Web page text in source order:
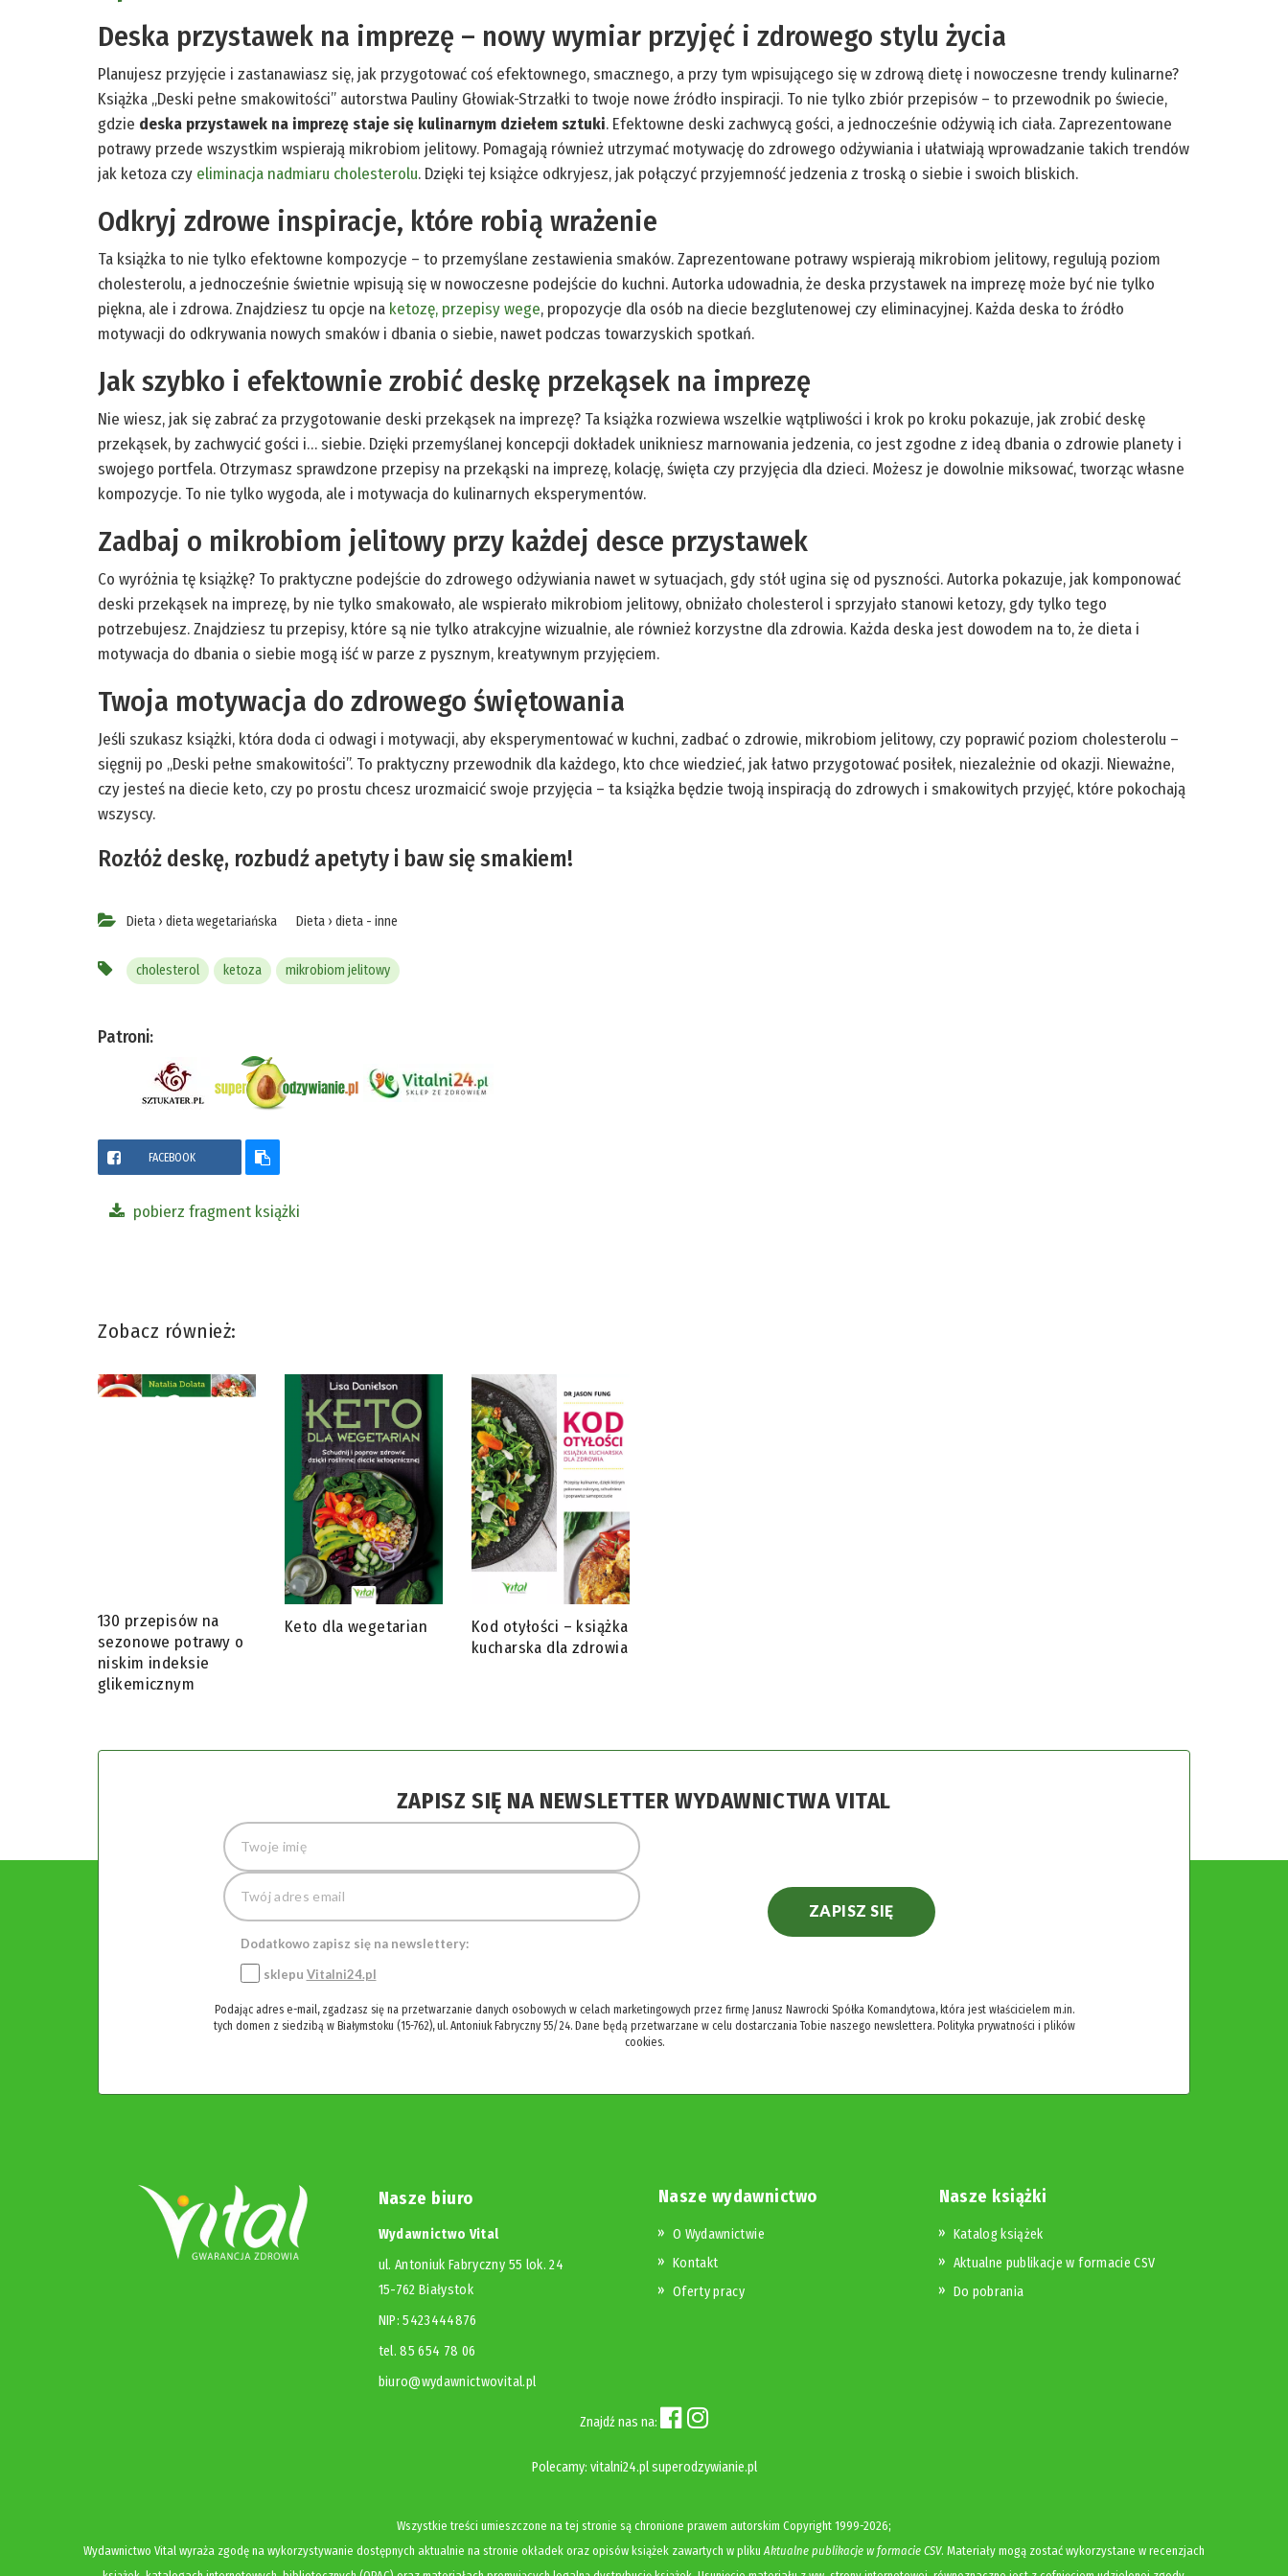
Deska przystawek na imprezę – nowy wymiar przyjęć i zdrowego stylu życia
Planujesz przyjęcie i zastanawiasz się, jak przygotować coś efektownego, smacznego, a przy tym wpisującego się w zdrową dietę i nowoczesne trendy kulinarne?
Książka „Deski pełne smakowitości” autorstwa Pauliny Głowiak-Strzałki to twoje nowe źródło inspiracji. To nie tylko zbiór przepisów – to przewodnik po świecie,
gdzie deska przystawek na imprezę staje się kulinarnym dziełem sztuki. Efektowne deski zachwycą gości, a jednocześnie odżywią ich ciała. Zaprezentowane
potrawy przede wszystkim wspierają mikrobiom jelitowy. Pomagają również utrzymać motywację do zdrowego odżywiania i ułatwiają wprowadzanie takich trendów
jak ketoza czy eliminacja nadmiaru cholesterolu. Dzięki tej książce odkryjesz, jak połączyć przyjemność jedzenia z troską o siebie i swoich bliskich.
Odkryj zdrowe inspiracje, które robią wrażenie
Ta książka to nie tylko efektowne kompozycje – to przemyślane zestawienia smaków. Zaprezentowane potrawy wspierają mikrobiom jelitowy, regulują poziom
cholesterolu, a jednocześnie świetnie wpisują się w nowoczesne podejście do kuchni. Autorka udowadnia, że deska przystawek na imprezę może być nie tylko
piękna, ale i zdrowa. Znajdziesz tu opcje na ketozę, przepisy wege, propozycje dla osób na diecie bezglutenowej czy eliminacyjnej. Każda deska to źródło
motywacji do odkrywania nowych smaków i dbania o siebie, nawet podczas towarzyskich spotkań.
Jak szybko i efektownie zrobić deskę przekąsek na imprezę
Nie wiesz, jak się zabrać za przygotowanie deski przekąsek na imprezę? Ta książka rozwiewa wszelkie wątpliwości i krok po kroku pokazuje, jak zrobić deskę
przekąsek, by zachwycić gości i… siebie. Dzięki przemyślanej koncepcji dokładek unikniesz marnowania jedzenia, co jest zgodne z ideą dbania o zdrowie planety i
swojego portfela. Otrzymasz sprawdzone przepisy na przekąski na imprezę, kolację, święta czy przyjęcia dla dzieci. Możesz je dowolnie miksować, tworząc własne
kompozycje. To nie tylko wygoda, ale i motywacja do kulinarnych eksperymentów.
Zadbaj o mikrobiom jelitowy przy każdej desce przystawek
Co wyróżnia tę książkę? To praktyczne podejście do zdrowego odżywiania nawet w sytuacjach, gdy stół ugina się od pyszności. Autorka pokazuje, jak komponować
deski przekąsek na imprezę, by nie tylko smakowało, ale wspierało mikrobiom jelitowy, obniżało cholesterol i sprzyjało stanowi ketozy, gdy tylko tego
potrzebujesz. Znajdziesz tu przepisy, które są nie tylko atrakcyjne wizualnie, ale również korzystne dla zdrowia. Każda deska jest dowodem na to, że dieta i
motywacja do dbania o siebie mogą iść w parze z pysznym, kreatywnym przyjęciem.
Twoja motywacja do zdrowego świętowania
Jeśli szukasz książki, która doda ci odwagi i motywacji, aby eksperymentować w kuchni, zadbać o zdrowie, mikrobiom jelitowy, czy poprawić poziom cholesterolu –
sięgnij po „Deski pełne smakowitości”. To praktyczny przewodnik dla każdego, kto chce wiedzieć, jak łatwo przygotować posiłek, niezależnie od okazji. Nieważne,
czy jesteś na diecie keto, czy po prostu chcesz urozmaicić swoje przyjęcia – ta książka będzie twoją inspiracją do zdrowych i smakowitych przyjęć, które pokochają
wszyscy.
Rozłóż deskę, rozbudź apetyty i baw się smakiem!
Dieta › dieta wegetariańska Dieta › dieta - inne
cholesterol ketoza mikrobiom jelitowy
Patroni:
FACEBOOK
pobierz fragment książki
Zobacz również:
130 przepisów na
sezonowe potrawy o
niskim indeksie
glikemicznym
Keto dla wegetarian
Kod otyłości – książka
kucharska dla zdrowia
ZAPISZ SIĘ NA NEWSLETTER WYDAWNICTWA VITAL
Dodatkowo zapisz się na newslettery:
sklepu Vitalni24.pl
ZAPISZ SIĘ
Podając adres e-mail, zgadzasz się na przetwarzanie danych osobowych w celach marketingowych przez firmę Janusz Nawrocki Spółka Komandytowa, która jest właścicielem m.in.
tych domen z siedzibą w Białymstoku (15-762), ul. Antoniuk Fabryczny 55/24. Dane będą przetwarzane w celu dostarczania Tobie naszego newslettera. Polityka prywatności i plików
cookies.
Nasze biuro
Wydawnictwo Vital
ul. Antoniuk Fabryczny 55 lok. 24
15-762 Białystok
NIP: 5423444876
tel. 85 654 78 06
biuro@wydawnictwovital.pl
Nasze wydawnictwo
O Wydawnictwie
Kontakt
Oferty pracy
Nasze książki
Katalog książek
Aktualne publikacje w formacie CSV
Do pobrania
Znajdź nas na:
Polecamy: vitalni24.pl superodzywianie.pl
Wszystkie treści umieszczone na tej stronie są chronione prawem autorskim Copyright 1999-2026;
Wydawnictwo Vital wyraża zgodę na wykorzystywanie dostępnych aktualnie na stronie okładek oraz opisów książek zawartych w plikuAktualne publikacje w formacie CSV. Materiały mogą zostać wykorzystane w recenzjach